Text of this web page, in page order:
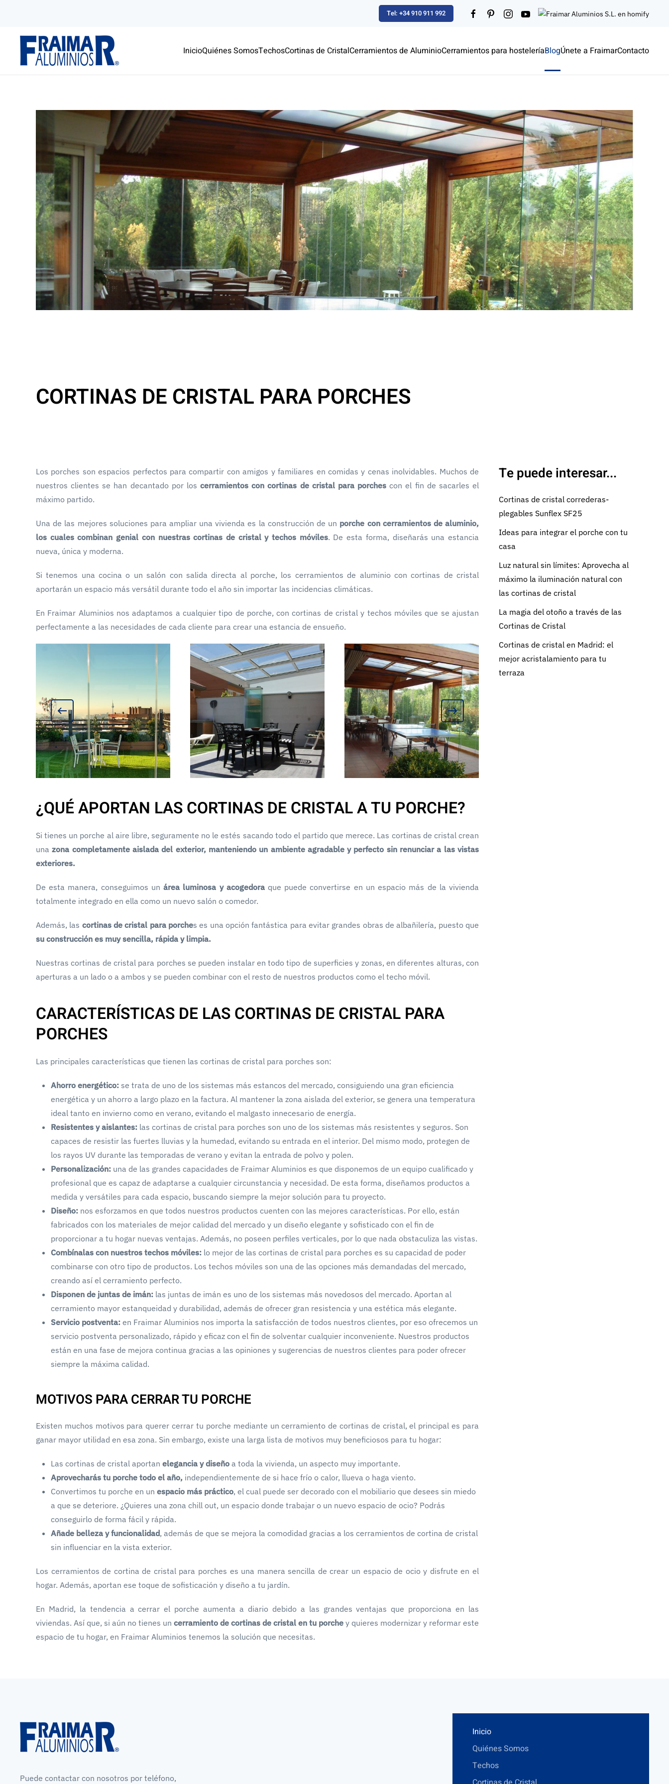
Tel: +34 910 911 992
InicioQuiénes SomosTechosCortinas de CristalCerramientos de AluminioCerramientos para hosteleríaBlogÚnete a FraimarContacto
CORTINAS DE CRISTAL PARA PORCHES
Los porches son espacios perfectos para compartir con amigos y familiares en comidas y cenas inolvidables. Muchos de
nuestros clientes se han decantado por loscerramientos con cortinas de cristal para porches con el fin de sacarles el
máximo partido.
Una de las mejores soluciones para ampliar una vivienda es la construcción de un porche con cerramientos de aluminio,
los cuales combinan genial con nuestras cortinas de cristal y techos móviles. De esta forma, diseñarás una estancia
nueva, única y moderna.
Si tenemos una cocina o un salón con salida directa al porche, los cerramientos de aluminio con cortinas de cristal
aportarán un espacio más versátil durante todo el año sin importar las incidencias climáticas.
En Fraimar Aluminios nos adaptamos a cualquier tipo de porche, con cortinas de cristal y techos móviles que se ajustan
perfectamente a las necesidades de cada cliente para crear una estancia de ensueño.
¿QUÉ APORTAN LAS CORTINAS DE CRISTAL A TU PORCHE?
Si tienes un porche al aire libre, seguramente no le estés sacando todo el partido que merece. Las cortinas de cristal crean
una zona completamente aislada del exterior, manteniendo un ambiente agradable y perfecto sin renunciar a las vistas
exteriores.
De esta manera, conseguimos unárea luminosa y acogedoraque puede convertirse en un espacio más de la vivienda
totalmente integrado en ella como un nuevo salón o comedor.
Además, las cortinas de cristal para porches es una opción fantástica para evitar grandes obras de albañilería, puesto que
su construcción es muy sencilla, rápida y limpia.
Nuestras cortinas de cristal para porches se pueden instalar en todo tipo de superficies y zonas, en diferentes alturas, con
aperturas a un lado o a ambos y se pueden combinar con el resto de nuestros productos como el techo móvil.
CARACTERÍSTICAS DE LAS CORTINAS DE CRISTAL PARA
PORCHES
Las principales características que tienen las cortinas de cristal para porches son:
Ahorro energético: se trata de uno de los sistemas más estancos del mercado, consiguiendo una gran eficiencia
energética y un ahorro a largo plazo en la factura. Al mantener la zona aislada del exterior, se genera una temperatura
ideal tanto en invierno como en verano, evitando el malgasto innecesario de energía.
Resistentes y aislantes: las cortinas de cristal para porches son uno de los sistemas más resistentes y seguros. Son
capaces de resistir las fuertes lluvias y la humedad, evitando su entrada en el interior. Del mismo modo, protegen de
los rayos UV durante las temporadas de verano y evitan la entrada de polvo y polen.
Personalización: una de las grandes capacidades de Fraimar Aluminios es que disponemos de un equipo cualificado y
profesional que es capaz de adaptarse a cualquier circunstancia y necesidad. De esta forma, diseñamos productos a
medida y versátiles para cada espacio, buscando siempre la mejor solución para tu proyecto.
Diseño: nos esforzamos en que todos nuestros productos cuenten con las mejores características. Por ello, están
fabricados con los materiales de mejor calidad del mercado y un diseño elegante y sofisticado con el fin de
proporcionar a tu hogar nuevas ventajas. Además, no poseen perfiles verticales, por lo que nada obstaculiza las vistas.
Combínalas con nuestros techos móviles: lo mejor de las cortinas de cristal para porches es su capacidad de poder
combinarse con otro tipo de productos. Los techos móviles son una de las opciones más demandadas del mercado,
creando así el cerramiento perfecto.
Disponen de juntas de imán: las juntas de imán es uno de los sistemas más novedosos del mercado. Aportan al
cerramiento mayor estanqueidad y durabilidad, además de ofrecer gran resistencia y una estética más elegante.
Servicio postventa: en Fraimar Aluminios nos importa la satisfacción de todos nuestros clientes, por eso ofrecemos un
servicio postventa personalizado, rápido y eficaz con el fin de solventar cualquier inconveniente. Nuestros productos
están en una fase de mejora continua gracias a las opiniones y sugerencias de nuestros clientes para poder ofrecer
siempre la máxima calidad.
MOTIVOS PARA CERRAR TU PORCHE
Existen muchos motivos para querer cerrar tu porche mediante un cerramiento de cortinas de cristal, el principal es para
ganar mayor utilidad en esa zona. Sin embargo, existe una larga lista de motivos muy beneficiosos para tu hogar:
Las cortinas de cristal aportan elegancia y diseño a toda la vivienda, un aspecto muy importante.
Aprovecharás tu porche todo el año, independientemente de si hace frío o calor, llueva o haga viento.
Convertimos tu porche en un espacio más práctico, el cual puede ser decorado con el mobiliario que desees sin miedo
a que se deteriore. ¿Quieres una zona chill out, un espacio donde trabajar o un nuevo espacio de ocio? Podrás
conseguirlo de forma fácil y rápida.
Añade belleza y funcionalidad, además de que se mejora la comodidad gracias a los cerramientos de cortina de cristal
sin influenciar en la vista exterior.
Los cerramientos de cortina de cristal para porches es una manera sencilla de crear un espacio de ocio y disfrute en el
hogar. Además, aportan ese toque de sofisticación y diseño a tu jardín.
En Madrid, la tendencia a cerrar el porche aumenta a diario debido a las grandes ventajas que proporciona en las
viviendas. Así que, si aún no tienes un cerramiento de cortinas de cristal en tu porche y quieres modernizar y reformar este
espacio de tu hogar, en Fraimar Aluminios tenemos la solución que necesitas.
Te puede interesar...
Cortinas de cristal correderas-
plegables Sunflex SF25
Ideas para integrar el porche con tu
casa
Luz natural sin límites: Aprovecha al
máximo la iluminación natural con
las cortinas de cristal
La magia del otoño a través de las
Cortinas de Cristal
Cortinas de cristal en Madrid: el
mejor acristalamiento para tu
terraza
Puede contactar con nosotros por teléfono,
Inicio
Quiénes Somos
Techos